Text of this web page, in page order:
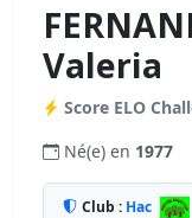
Valeria
Score ELO
Né(e) en 1977
Club : Hac